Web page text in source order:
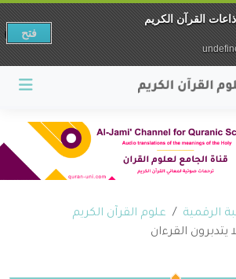
الرقمية
علوم القرآن الكريم
يتدبرون القرءان
القرآن الكريم
فتح